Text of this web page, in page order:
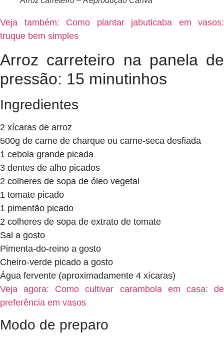
Veja também: Como plantar jabuticaba em vasos:
truque bem simples
Arroz carreteiro na panela de
pressão: 15 minutinhos
Ingredientes
2 xícaras de arroz
500g de carne de charque ou carne-seca desfiada
1 cebola grande picada
3 dentes de alho picados
2 colheres de sopa de óleo vegetal
1 tomate picado
1 pimentão picado
2 colheres de sopa de extrato de tomate
Sal a gosto
Pimenta-do-reino a gosto
Cheiro-verde picado a gosto
Água fervente (aproximadamente 4 xícaras)
Veja agora: Como cultivar carambola em casa: de
preferência em vasos
Modo de preparo